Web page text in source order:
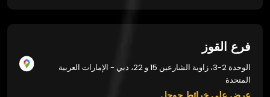
فرع القوز
الوحدة 2-3، زاوية الشارعين 15 و 22، دبي - الإمارات العربية
المتحدة